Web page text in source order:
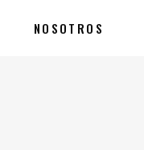
NOSOTROS